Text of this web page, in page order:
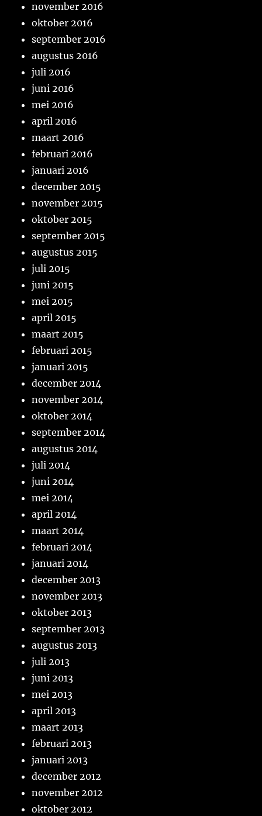
november 2016
oktober 2016
september 2016
augustus 2016
juli 2016
juni 2016
mei 2016
april 2016
maart 2016
februari 2016
januari 2016
december 2015
november 2015
oktober 2015
september 2015
augustus 2015
juli 2015
juni 2015
mei 2015
april 2015
maart 2015
februari 2015
januari 2015
december 2014
november 2014
oktober 2014
september 2014
augustus 2014
juli 2014
juni 2014
mei 2014
april 2014
maart 2014
februari 2014
januari 2014
december 2013
november 2013
oktober 2013
september 2013
augustus 2013
juli 2013
juni 2013
mei 2013
april 2013
maart 2013
februari 2013
januari 2013
december 2012
november 2012
oktober 2012